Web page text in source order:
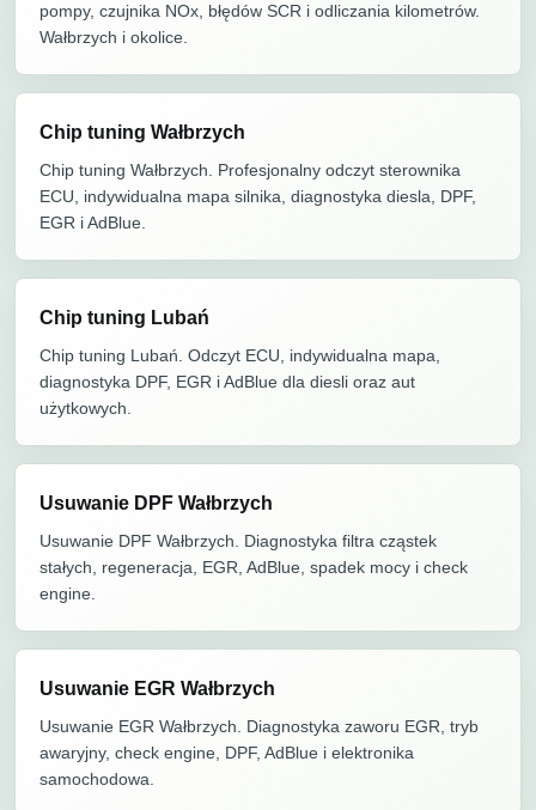
pompy, czujnika NOx, błędów SCR i odliczania kilometrów.
Wałbrzych i okolice.
Chip tuning Wałbrzych
Chip tuning Wałbrzych. Profesjonalny odczyt sterownika
ECU, indywidualna mapa silnika, diagnostyka diesla, DPF,
EGR i AdBlue.
Chip tuning Lubań
Chip tuning Lubań. Odczyt ECU, indywidualna mapa,
diagnostyka DPF, EGR i AdBlue dla diesli oraz aut
użytkowych.
Usuwanie DPF Wałbrzych
Usuwanie DPF Wałbrzych. Diagnostyka filtra cząstek
stałych, regeneracja, EGR, AdBlue, spadek mocy i check
engine.
Usuwanie EGR Wałbrzych
Usuwanie EGR Wałbrzych. Diagnostyka zaworu EGR, tryb
awaryjny, check engine, DPF, AdBlue i elektronika
samochodowa.